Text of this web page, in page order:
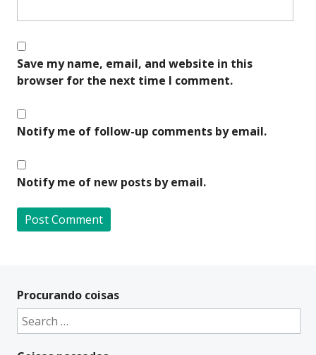
Save my name, email, and website in this
browser for the next time I comment.
Notify me of follow-up comments by email.
Notify me of new posts by email.
t
e
Procurando coisas
Search
for: